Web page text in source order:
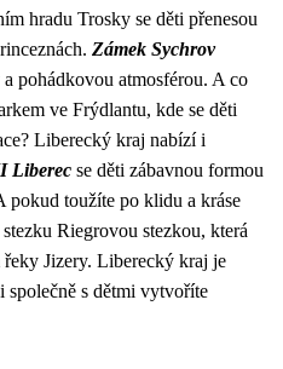
hradu Trosky se děti přenesou
Zámek Sychrov
pohádkovou atmosférou. A co
ve Frýdlantu, kde se děti
Liberecký kraj nabízí i
Liberec se děti zábavnou formou
pokud toužíte po klidu a kráse
Riegrovou stezkou, která
Jizery. Liberecký kraj je
společně s dětmi vytvoříte